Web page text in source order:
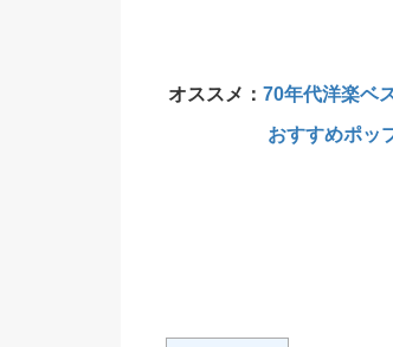
オススメ： 70年代洋楽ベ
おすすめポッ